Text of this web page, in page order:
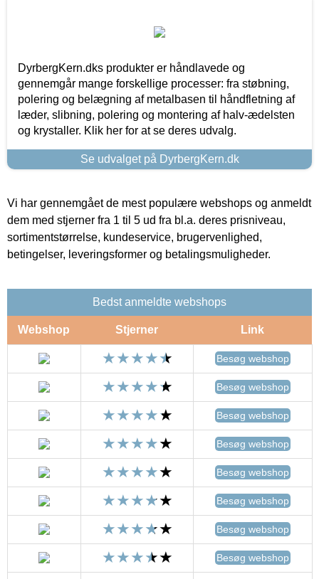
DyrbergKern.dks produkter er håndlavede og
gennemgår mange forskellige processer: fra støbning,
polering og belægning af metalbasen til håndfletning af
læder, slibning, polering og montering af halv-ædelsten
og krystaller. Klik her for at se deres udvalg.
Se udvalget på DyrbergKern.dk
Vi har gennemgået de mest populære webshops og anmeldt
dem med stjerner fra 1 til 5 ud fra bl.a. deres prisniveau,
sortimentstørrelse, kundeservice, brugervenlighed,
betingelser, leveringsformer og betalingsmuligheder.
Bedst anmeldte webshops
Webshop Stjerner Link
Besøg webshop
Besøg webshop
Besøg webshop
Besøg webshop
Besøg webshop
Besøg webshop
Besøg webshop
Besøg webshop